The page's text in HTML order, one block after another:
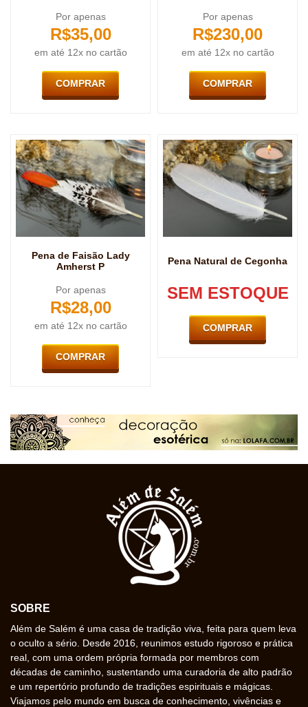
Por apenas
R$35,00
em até 12x no cartão
COMPRAR
Por apenas
R$230,00
em até 12x no cartão
COMPRAR
Pena de Faisão Lady
Amherst P
Por apenas
R$28,00
em até 12x no cartão
COMPRAR
Pena Natural de Cegonha
SEM ESTOQUE
COMPRAR
SOBRE
Além de Salém é uma casa de tradição viva, feita para quem leva
o oculto a sério. Desde 2016, reunimos estudo rigoroso e prática
real, com uma ordem própria formada por membros com
décadas de caminho, sustentando uma curadoria de alto padrão
e um repertório profundo de tradições espirituais e mágicas.
Viajamos pelo mundo em busca de conhecimento, vivências e